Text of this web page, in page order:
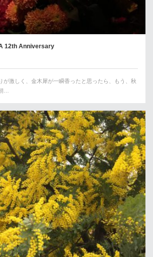
12th Anniversary
が激しく、金木犀が一瞬香ったと思ったら、もう、秋
…